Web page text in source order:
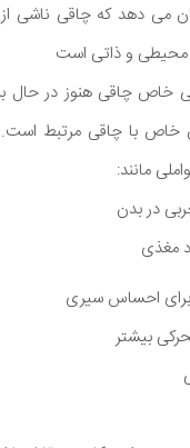
می دهد که چاقی ناشی
محیطی و ذاتی است
خاص چاقی هنوز در حال
تا 500 ژن خاص با چاقی مرتبط
مانند:
در بدن
مغذی
احساس سیری
بیشتر